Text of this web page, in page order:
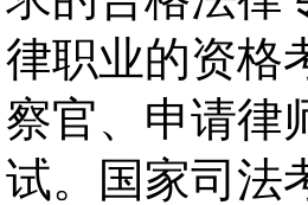
律职业的资格
察官、申请律
试。国家司法